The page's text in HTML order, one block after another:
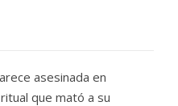
asesinada en
que mató a su